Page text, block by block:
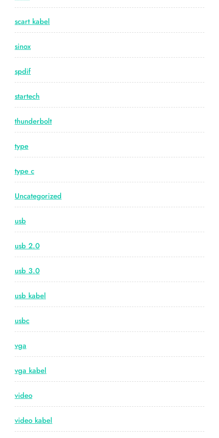
scart kabel
sinox
spdif
startech
thunderbolt
type
type c
Uncategorized
usb
usb 2.0
usb 3.0
usb kabel
usbc
vga
vga kabel
video
video kabel